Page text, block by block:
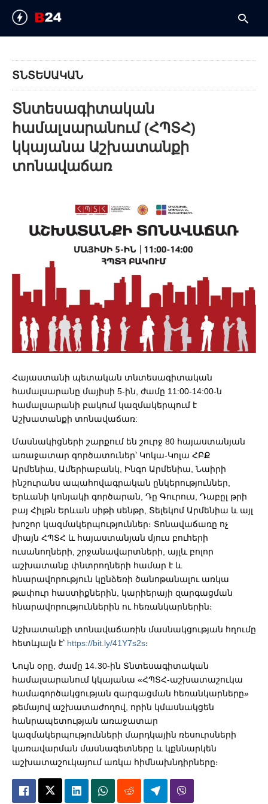
ՏՆՏԵՍԱԿԱՆ
Տնտեսագիտական
համալսարանում (ՀՊՏՀ)
կկայանա Աշխատանքի
տոնավաճառ
Հայաստանի պետական տնտեսագիտական
համալսարանը մայիսի 5-ին, ժամը 11:00-14:00-ն
համալսարանի բակում կազմակերպում է
Աշխատանքի տոնավաճառ:
Մասնակիցների շարքում են շուրջ 80 հայաստանյան
առաջատար գործատուներ՝ Կոկա-Կոլա ՀԲՔ
Արմենիա, Ամերիաբանկ, Ինգո Արմենիա, Նաիրի
ինշուրանս ապահովագրական ընկերություններ,
Երևանի կոնյակի գործարան, Դը Գուրուս, Դաբըլ թրի
բայ Հիլթն Երևան սիթի սենթր, Տելեկոմ Արմենիա և այլ
խոշոր կազմակերպություններ։ Տոնավաճառը ոչ
միայն ՀՊՏՀ և հայաստանյան մյուս բուհերի
ուսանողների, շրջանավարտների, այլև բոլոր
աշխատանք փնտրողների համար է և
հնարավորություն կընձեռի ծանոթանալու առկա
թափուր հաստիքներին, կարիերայի զարգացման
հնարավորություններին ու հեռանկարներին։
Աշխատանքի տոնավաճառին մասնակցության հղումը
հետևյալն է՝ https://bit.ly/41Y7s2s։
Նույն օրը, ժամը 14․30-ին Տնտեսագիտական
համալսարանում կկայանա «ՀՊՏՀ-աշխատաշուկա
համագործակցության զարգացման հեռանկարները»
թեմայով աշխատաժողով, որին կմասնակցեն
հանրապետության առաջատար
կազմակերպությունների մարդկային ռեսուրսների
կառավարման մասնագետները և կքննարկեն
աշխատաշուկայում առկա հիմնախնդիրները։